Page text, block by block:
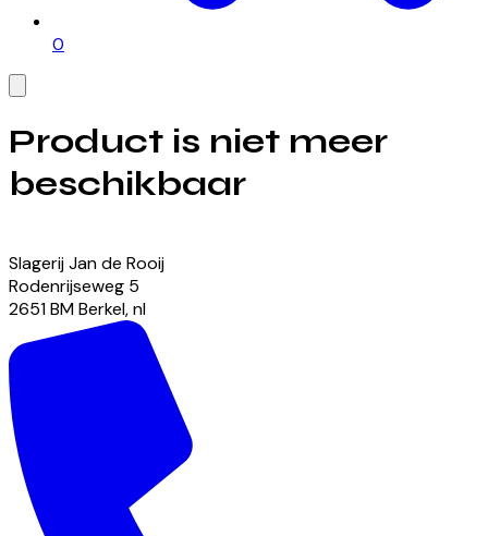
0
Product is niet meer
beschikbaar
Slagerij Jan de Rooij
Rodenrijseweg 5
2651 BMBerkel,nl